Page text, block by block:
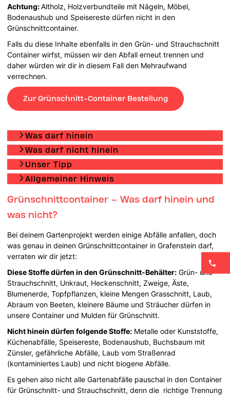
Achtung:Altholz, Holzverbundteile mit Nägeln, Möbel,
Bodenaushub und Speisereste dürfen nicht in den
Grünschnittcontainer.
Falls du diese Inhalte ebenfalls in den Grün- und Strauchschnitt
Container wirfst, müssen wir den Abfall erneut trennen und
daher würden wir dir in diesem Fall den Mehraufwand
verrechnen.
Zur Grünschnitt-Container Bestellung
Was darf hinein
Was darf nicht hinein
Unser Tipp
Allgemeiner Hinweis
Grünschnittcontainer – Was darf hinein und
was nicht?
Bei deinem Gartenprojekt werden einige Abfälle anfallen, doch
was genau in deinen Grünschnittcontainer in Grafenstein darf,
verraten wir dir jetzt:
Diese Stoffe dürfen in den Grünschnitt-Behälter: Grün- und
Strauchschnitt, Unkraut, Heckenschnitt, Zweige, Äste,
Blumenerde, Topfpflanzen, kleine Mengen Grasschnitt, Laub,
Abraum von Beeten, kleinere Bäume und Sträucher dürfen in
unsere Container und Mulden für Grünschnitt.
Nicht hinein dürfen folgende Stoffe: Metalle oder Kunststoffe,
Küchenabfälle, Speisereste, Bodenaushub, Buchsbaum mit
Zünsler, gefährliche Abfälle, Laub vom Straßenrad
(kontaminiertes Laub) und nicht biogene Abfälle.
Es gehen also nicht alle Gartenabfälle pauschal in den Container
für Grünschnitt- und Strauchschnitt, denn die richtige Trennung